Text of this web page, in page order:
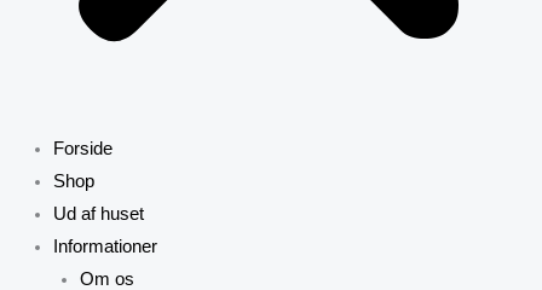
Forside
Shop
Ud af huset
Informationer
Om os